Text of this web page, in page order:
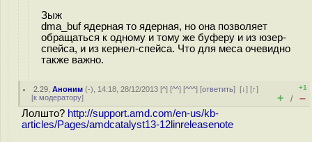
Зыж
dma_buf ядерная то ядерная, но она позволяет
обращаться к одному и тому же буферу и из юзер-
спейса, и из кернел-спейса. Что для меса очевидно
также важно.
2.29 ,Аноним (-), 14:18, 28/12/2013 [^] [^^] [^^^] [ответить][↓] [↑]
[к модератору]
+1
+ / –
Лолшто? http://support.amd.com/en-us/kb-
articles/Pages/amdcatalyst13-12linreleasenote